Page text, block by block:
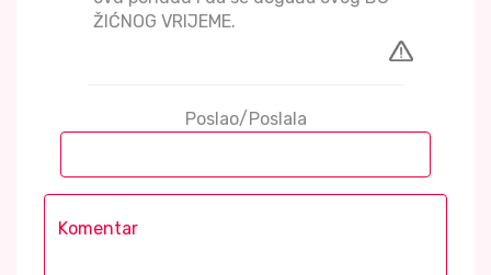
ŽIĆNOG VRIJEME.
Poslao/Poslala